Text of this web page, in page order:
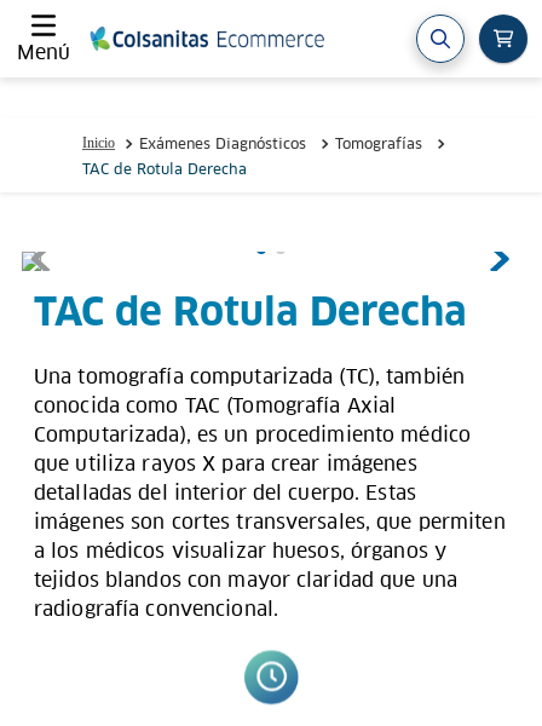
Menú
Exámenes Diagnósticos
Tomografías
TAC de Rotula Derecha
TAC de Rotula Derecha
Una tomografía computarizada (TC), también
conocida como TAC (Tomografía Axial
Computarizada), es un procedimiento médico
que utiliza rayos X para crear imágenes
detalladas del interior del cuerpo. Estas
imágenes son cortes transversales, que permiten
a los médicos visualizar huesos, órganos y
tejidos blandos con mayor claridad que una
radiografía convencional.